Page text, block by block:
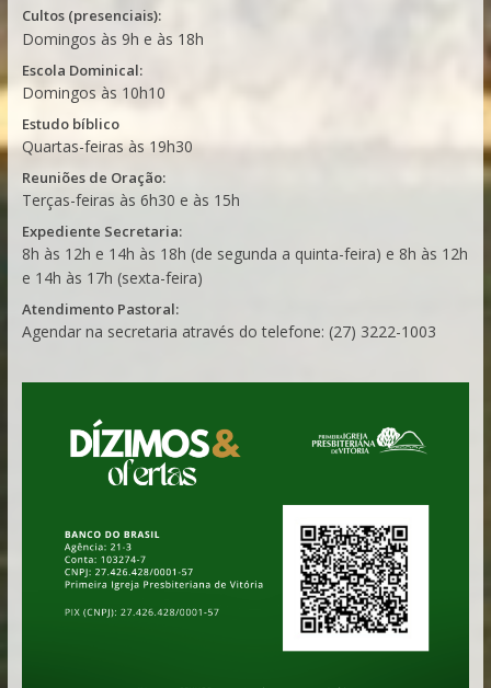
Cultos (presenciais):
Domingos às 9h e às 18h
Escola Dominical:
Domingos às 10h10
Estudo bíblico
Quartas-feiras às 19h30
Reuniões de Oração:
Terças-feiras às 6h30 e às 15h
Expediente Secretaria:
8h às 12h e 14h às 18h (de segunda a quinta-feira) e 8h às 12h
e 14h às 17h (sexta-feira)
Atendimento Pastoral:
Agendar na secretaria através do telefone: (27) 3222-1003